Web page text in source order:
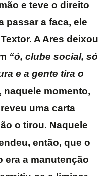
e teve o direito
passar a faca, ele
A Ares deixou
“ó, clube social, só
e a gente tira o
naquele momento,
uma carta
o tirou. Naquele
então, que o
era a manutenção